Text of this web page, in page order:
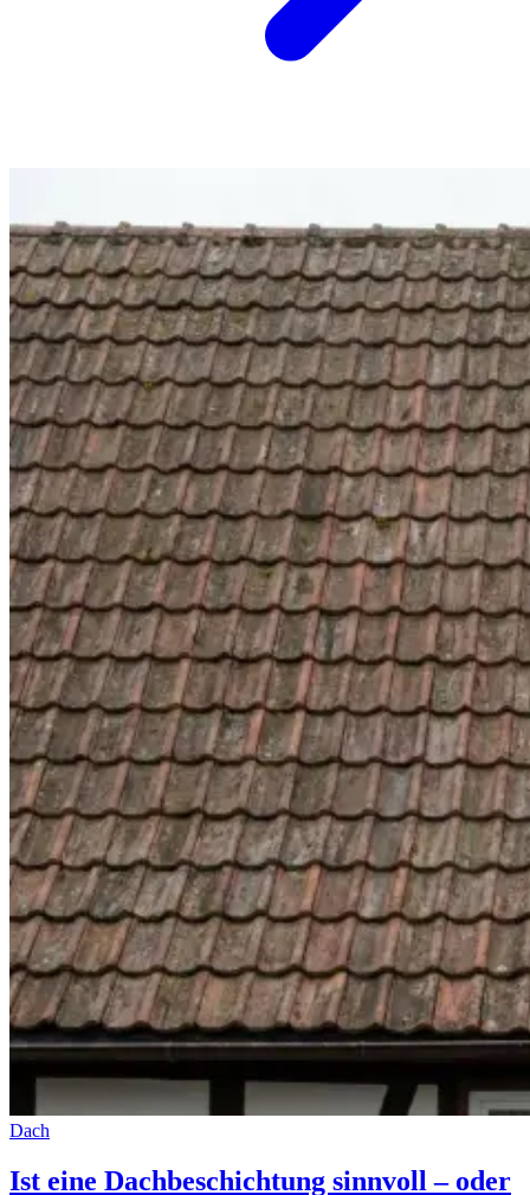
Dach
Ist eine Dachbeschichtung sinnvoll – oder